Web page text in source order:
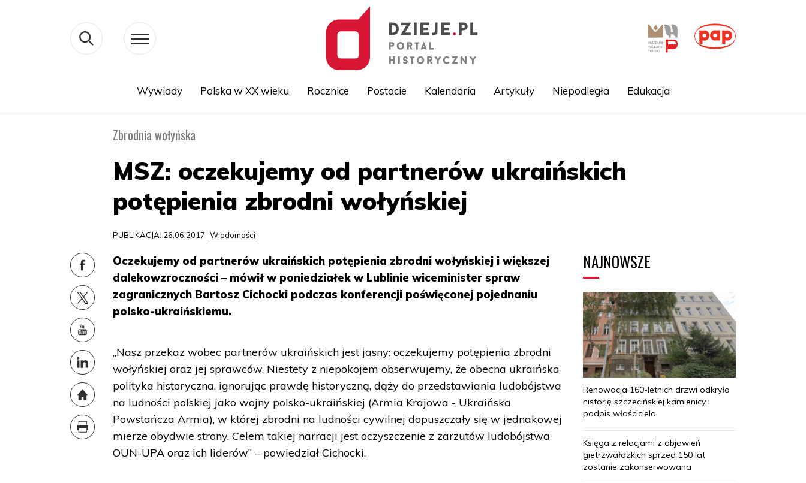
Wywiady Polska w XX wieku Rocznice Postacie Kalendaria Artykuły Niepodległa Edukacja
Zbrodnia wołyńska
MSZ: oczekujemy od partnerów ukraińskich
potępienia zbrodni wołyńskiej
PUBLIKACJA: 26.06.2017 Wiadomości
Oczekujemy od partnerów ukraińskich potępienia zbrodni wołyńskiej i większej
dalekowzroczności – mówił w poniedziałek w Lublinie wiceminister spraw
zagranicznych Bartosz Cichocki podczas konferencji poświęconej pojednaniu
polsko-ukraińskiemu.
„Nasz przekaz wobec partnerów ukraińskich jest jasny: oczekujemy potępienia zbrodni
wołyńskiej oraz jej sprawców. Niestety z niepokojem obserwujemy, że obecna ukraińska
polityka historyczna, ignorując prawdę historyczną, dąży do przedstawiania ludobójstwa
na ludności polskiej jako wojny polsko-ukraińskiej (Armia Krajowa - Ukraińska
Powstańcza Armia), w której zbrodni na ludności cywilnej dopuszczały się w jednakowej
mierze obydwie strony. Celem takiej narracji jest oczyszczenie z zarzutów ludobójstwa
OUN-UPA oraz ich liderów” – powiedział Cichocki.
NAJNOWSZE
Renowacja 160-letnich drzwi odkryła
historię szczecińskiej kamienicy i
podpis właściciela
Księga z relacjami z objawień
gietrzwałdzkich sprzed 150 lat
zostanie zakonserwowana